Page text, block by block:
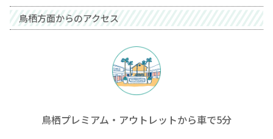
鳥栖方面からのアクセス
鳥栖プレミアム・アウトレットから車で5分